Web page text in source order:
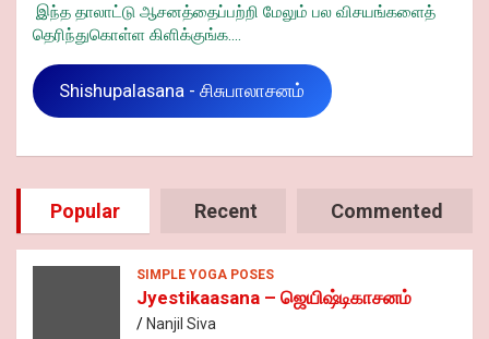
இந்த தாலாட்டு ஆசனத்தைப்பற்றி மேலும் பல விசயங்களைத்
தெரிந்துகொள்ள கிளிக்குங்க....
Shishupalasana - சிசுபாலாசனம்
Popular Recent Commented
SIMPLE YOGA POSES
Jyestikaasana – ஜெயிஷ்டிகாசனம்
Nanjil Siva